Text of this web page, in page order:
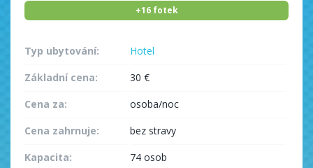
+16 fotek
Typ ubytování:
Hotel
Základní cena:
30 €
Cena za:
osoba/noc
Cena zahrnuje:
bez stravy
Kapacita:
74 osob